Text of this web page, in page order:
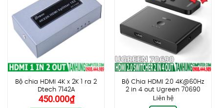
Bộ chia HDMI 4K x 2K 1 ra 2
Dtech 7142A
450.000₫
Bộ Chia HDMI 2.0 4K@60Hz
2 in 4 out Ugreen 70690
Liên hệ